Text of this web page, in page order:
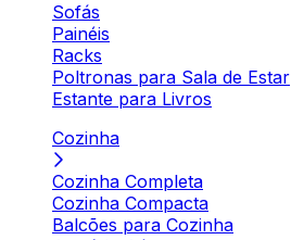
Sofás
Painéis
Racks
Poltronas para Sala de Estar
Estante para Livros
Cozinha
Cozinha Completa
Cozinha Compacta
Balcões para Cozinha